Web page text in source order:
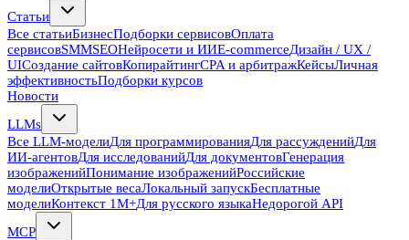
Статьи
Все статьиБизнесПодборки сервисовОплата
сервисовSMMSEOНейросети и ИИE-commerceДизайн / UX /
UIСоздание сайтовКопирайтингCPA и арбитражКейсыЛичная
эффективностьПодборки курсов
Новости
LLMs
Все LLM-моделиДля программированияДля рассужденийДля
ИИ-агентовДля исследованийДля документовГенерация
изображенийПонимание изображенийРоссийские
моделиОткрытые весаЛокальный запускБесплатные
моделиКонтекст 1M+Для русского языкаНедорогой API
MCP